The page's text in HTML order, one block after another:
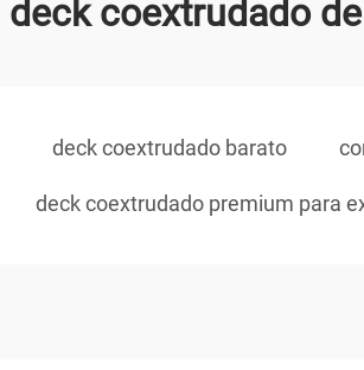
deck coextrudado
deck coextrudado barato
deck coextrudado premium para